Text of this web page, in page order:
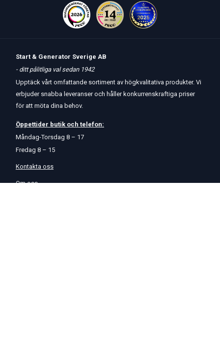
Start & Generator Sverige AB
- ditt pålitliga val sedan 1942
Upptäck vårt omfattande sortiment av högkvalitativa produkter. Vi
erbjuder snabba leveranser och håller konkurrenskraftiga priser
för att möta dina behov.
Öppettider butik och telefon:
Måndag-Torsdag 8 – 17
Fredag 8 – 15
Kontakta oss
Om oss